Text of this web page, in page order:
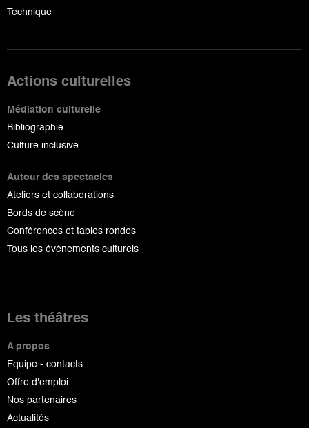
Technique
Actions culturelles
Médiation culturelle
Bibliographie
Culture inclusive
Autour des spectacles
Ateliers et collaborations
Bords de scène
Conférences et tables rondes
Tous les événements culturels
Les théâtres
A propos
Equipe - contacts
Offre d'emploi
Nos partenaires
Actualités